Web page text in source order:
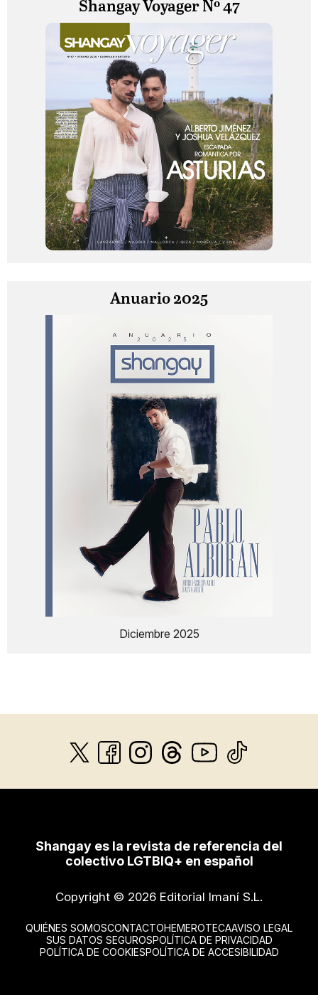
Shangay Voyager Nº 47
Anuario 2025
Diciembre 2025
Shangay es la revista de referencia del
colectivo LGTBIQ+ en español
Copyright © 2026 Editorial Imaní S.L.
QUIÉNES SOMOSCONTACTOHEMEROTECAAVISO LEGAL
SUS DATOS SEGUROSPOLÍTICA DE PRIVACIDAD
POLÍTICA DE COOKIESPOLÍTICA DE ACCESIBILIDAD